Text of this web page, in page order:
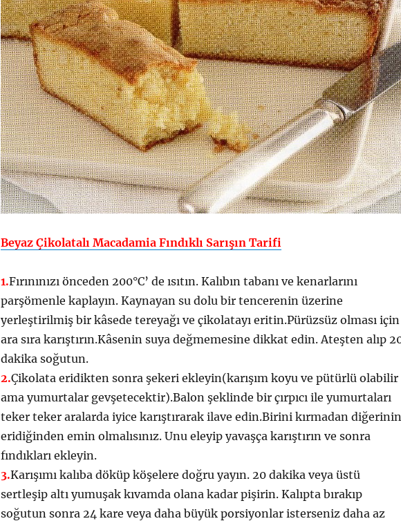
Beyaz Çikolatalı Macadamia Fındıklı Sarışın Tarifi
1.Fırınınızı önceden 200°C’ de ısıtın. Kalıbın tabanı ve kenarlarını
parşömenle kaplayın. Kaynayan su dolu bir tencerenin üzerine
yerleştirilmiş bir kâsede tereyağı ve çikolatayı eritin.Pürüzsüz olması için
ara sıra karıştırın.Kâsenin suya değmemesine dikkat edin. Ateşten alıp
dakika soğutun.
2.Çikolata eridikten sonra şekeri ekleyin(karışım koyu ve pütürlü olabilir
ama yumurtalar gevşetecektir).Balon şeklinde bir çırpıcı ile yumurtaları
teker teker aralarda iyice karıştırarak ilave edin.Birini kırmadan diğerinin
eridiğinden emin olmalısınız. Unu eleyip yavaşça karıştırın ve sonra
fındıkları ekleyin.
3.Karışımı kalıba döküp köşelere doğru yayın. 20 dakika veya üstü
sertleşip altı yumuşak kıvamda olana kadar pişirin. Kalıpta bırakıp
soğutun sonra 24 kare veya daha büyük porsiyonlar isterseniz daha az